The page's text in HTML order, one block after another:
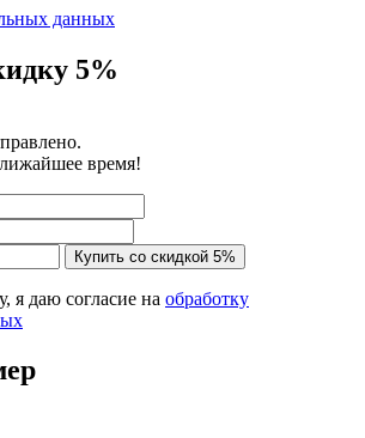
данных
5%
время!
Купить со скидкой 5%
даю согласие на обработку